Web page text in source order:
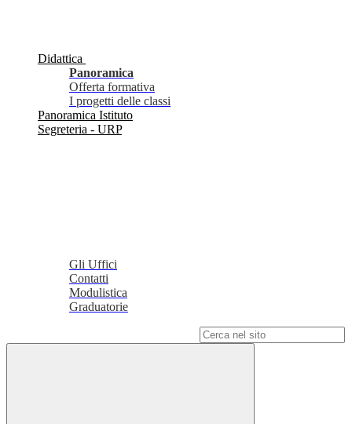
Didattica
Panoramica
Offerta formativa
I progetti delle classi
Panoramica Istituto
Segreteria - URP
Gli Uffici
Contatti
Modulistica
Graduatorie